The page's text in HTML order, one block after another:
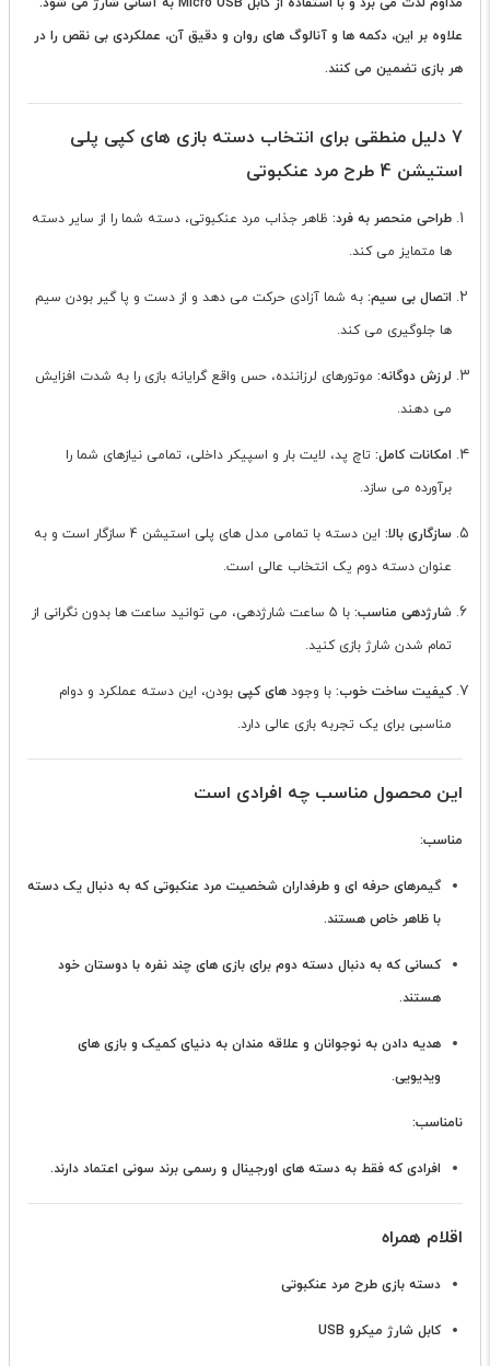
علاوه بر این، دکمه ها و آنالوگ های روان و دقیق آن، عملکردی بی نقص را در
هر بازی تضمین می کنند.
7 دلیل منطقی برای انتخاب دسته بازی های کپی پلی
استیشن 4 طرح مرد عنکبوتی
طراحی منحصر به فرد: ظاهر جذاب مرد عنکبوتی، دسته شما را از سایر دسته
ها متمایز می کند.
اتصال بی سیم: به شما آزادی حرکت می دهد و از دست و پا گیر بودن سیم
ها جلوگیری می کند.
لرزش دوگانه: موتورهای لرزاننده، حس واقع گرایانه بازی را به شدت افزایش
می دهند.
امکانات کامل: تاچ پد، لایت بار و اسپیکر داخلی، تمامی نیازهای شما را
برآورده می سازد.
سازگاری بالا:
این دسته با تمامی مدل های پلی استیشن 4 سازگار است و به
عنوان دسته دوم یک انتخاب عالی است.
شارژدهی مناسب:
با 5 ساعت شارژدهی، می توانید ساعت ها بدون نگرانی از
تمام شدن شارژ بازی کنید.
کیفیت ساخت خوب: با وجود های کپی بودن، این دسته عملکرد و دوام
مناسبی برای یک تجربه بازی عالی دارد.
این محصول مناسب چه افرادی است
مناسب:
گیمرهای حرفه ای و طرفداران شخصیت مرد عنکبوتی که به دنبال یک دسته
با ظاهر خاص هستند.
کسانی که به دنبال دسته دوم برای بازی های چند نفره با دوستان خود
هستند.
هدیه دادن به نوجوانان و علاقه مندان به دنیای کمیک و بازی های
ویدیویی.
نامناسب:
افرادی که فقط به دسته های اورجینال و رسمی برند سونی اعتماد دارند.
اقلام همراه
دسته بازی طرح مرد عنکبوتی
کابل شارژ میکرو USB